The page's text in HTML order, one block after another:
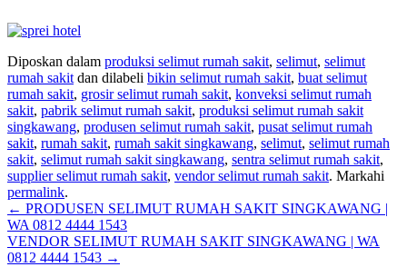
Diposkan dalam produksi selimut rumah sakit, selimut, selimut
rumah sakitdan dilabeli bikin selimut rumah sakit, buat selimut
rumah sakit, grosir selimut rumah sakit, konveksi selimut rumah
sakit, pabrik selimut rumah sakit, produksi selimut rumah sakit
singkawang, produsen selimut rumah sakit, pusat selimut rumah
sakit, rumah sakit, rumah sakit singkawang, selimut, selimut rumah
sakit, selimut rumah sakit singkawang, sentra selimut rumah sakit,
supplier selimut rumah sakit, vendor selimut rumah sakit. Markahi
permalink.
Navigasi
pos
← PRODUSEN SELIMUT RUMAH SAKIT SINGKAWANG |
WA 0812 4444 1543
VENDOR SELIMUT RUMAH SAKIT SINGKAWANG | WA
0812 4444 1543 →